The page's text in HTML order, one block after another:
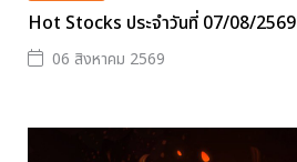
Hot Stocks ประจำวันที่ 07/08/2569
06 สิงหาคม 2569